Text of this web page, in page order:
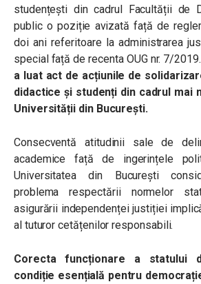
studențești din cadrul Facultății de
public o poziție avizată față de
doi ani referitoare la administrarea
special față de recenta OUG nr. 7/2019.
a luat act de acțiunile de
didactice și studenți din cadrul mai
Universității din București.
Consecventă atitudinii sale de
academice față de ingerințele
Universitatea din București
problema respectării normelor
asigurării independenței justiției
al tuturor cetățenilor responsabili.
Corecta funcționare a statului
condiție esențială pentru